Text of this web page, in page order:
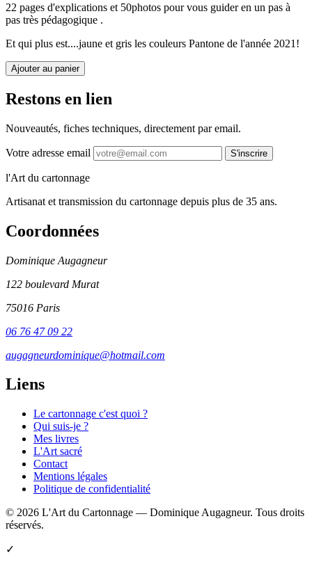
22 pages d'explications et 50photos pour vous guider en un pas à
pas très pédagogique .
Et qui plus est....jaune et gris les couleurs Pantone de l'année 2021!
Ajouter au panier
Restons en lien
Nouveautés, fiches techniques, directement par email.
Votre adresse email S'inscrire
l'Art du cartonnage
Artisanat et transmission du cartonnage depuis plus de 35 ans.
Coordonnées
Dominique Augagneur
122 boulevard Murat
75016 Paris
06 76 47 09 22
augagneurdominique@hotmail.com
Liens
Le cartonnage c'est quoi ?
Qui suis-je ?
Mes livres
L'Art sacré
Contact
Mentions légales
Politique de confidentialité
© 2026 L'Art du Cartonnage — Dominique Augagneur. Tous droits
réservés.
✓